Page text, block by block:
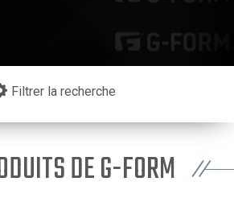
Filtrer la recherche
DE G-FORM